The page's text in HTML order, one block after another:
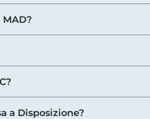
MAD?
a Disposizione?